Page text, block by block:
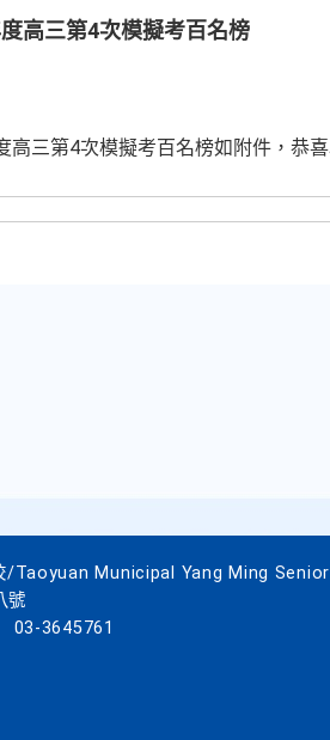
高三第4次模擬考百名榜
高三第4次模擬考百名榜如附件，恭
/Taoyuan Municipal Yang Ming
號
03-3645761